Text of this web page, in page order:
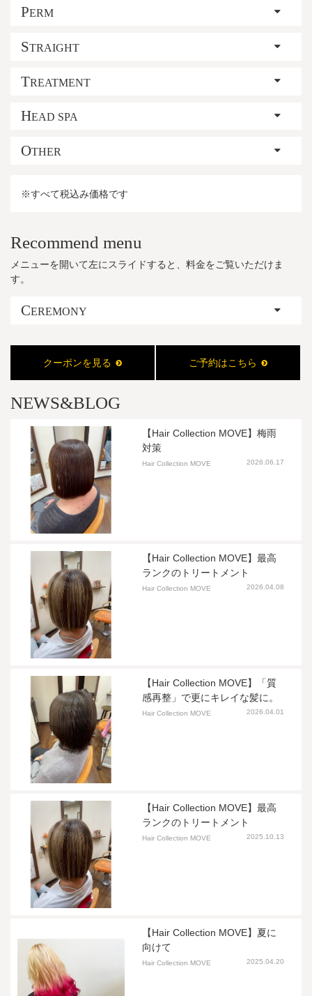
PERM
STRAIGHT
TREATMENT
HEAD SPA
OTHER
※すべて税込み価格です
Recommend menu
メニューを開いて左にスライドすると、料金をご覧いただけま
す。
CEREMONY
クーポンを見る ご予約はこちら
NEWS&BLOG
【Hair Collection MOVE】梅雨
対策
Hair Collection MOVE 2026.06.17
【Hair Collection MOVE】最高
ランクのトリートメント
Hair Collection MOVE 2026.04.08
【Hair Collection MOVE】「質
感再整」で更にキレイな髪に。
Hair Collection MOVE 2026.04.01
【Hair Collection MOVE】最高
ランクのトリートメント
Hair Collection MOVE 2025.10.13
【Hair Collection MOVE】夏に
向けて
Hair Collection MOVE 2025.04.20